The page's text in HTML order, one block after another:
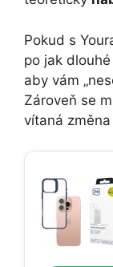
Pokud s
po jak
aby vám
Zároveň se
vítaná